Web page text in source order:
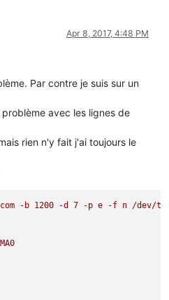
Apr 8, 2017, 4:48 PM
Par contre je suis sur un
problème avec les lignes de
rien n'y fait j'ai toujours le
-b 1200 -d 7 -p e -f n /dev/